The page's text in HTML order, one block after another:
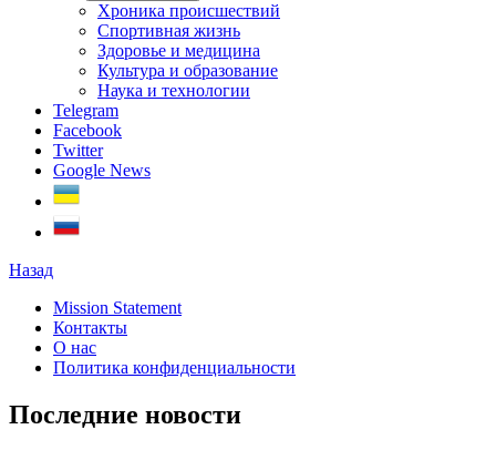
Хроника происшествий
Спортивная жизнь
Здоровье и медицина
Культура и образование
Наука и технологии
Telegram
Facebook
Twitter
Google News
Назад
Mission Statement
Контакты
О нас
Политика конфиденциальности
Последние новости